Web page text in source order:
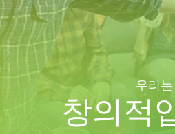
우리는
창의적